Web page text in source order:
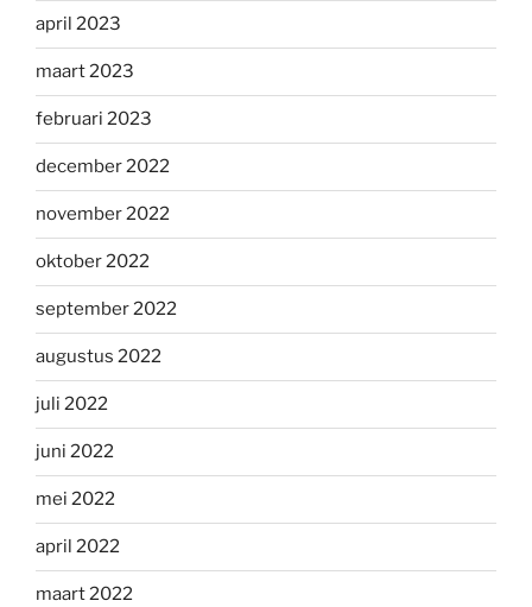
april 2023
maart 2023
februari 2023
december 2022
november 2022
oktober 2022
september 2022
augustus 2022
juli 2022
juni 2022
mei 2022
april 2022
maart 2022